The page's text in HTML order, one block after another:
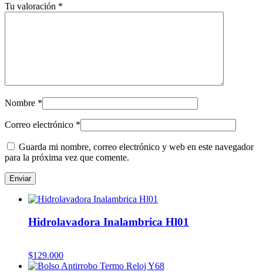
Tu valoración *
Nombre *
Correo electrónico *
Guarda mi nombre, correo electrónico y web en este navegador
para la próxima vez que comente.
Hidrolavadora Inalambrica Hl01
$129.000